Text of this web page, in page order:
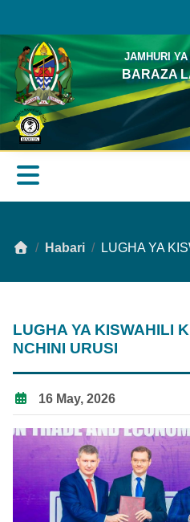
JAMHURI
BARAZA
Habari LUGHA YA
LUGHA YA KISWAHILI
NCHINI URUSI
16 May, 2026